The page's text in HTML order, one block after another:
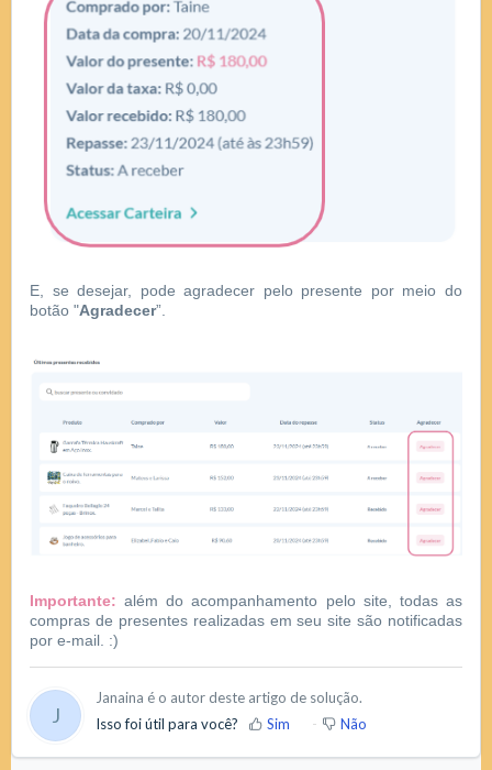
E, se desejar, pode agradecer pelo presente por meio do
botão "Agradecer”.
Importante: além do acompanhamento pelo site, todas as
compras de presentes realizadas em seu site são notificadas
por e-mail. :)
J
Janaina é o autor deste artigo de solução.
Isso foi útil para você?
Sim Não